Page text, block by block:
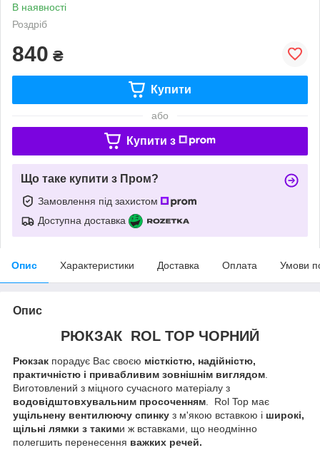
В наявності
Роздріб
840 ₴
Купити
або
Купити з
Що таке купити з Пром?
Замовлення під захистом
Доступна доставка
Опис Характеристики Доставка Оплата Умови
Опис
РЮКЗАК ROL TOP ЧОРНИЙ
Рюкзак порадує Вас своєю місткістю, надійністю,
практичністю і привабливим зовнішнім виглядом.
Виготовлений з міцного сучасного матеріалу з
водовідштовхувальним просоченням. Rol Top має
ущільнену вентилюючу спинку з м'якою вставкою і широкі,
щільні лямки з такими ж вставками, що неодмінно
полегшить перенесення важких речей.